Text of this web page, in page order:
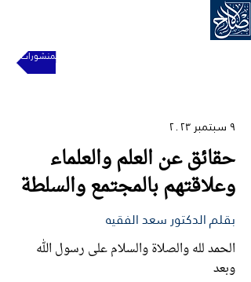
للعودة إلى المنشورات
٩ سبتمبر ٢٠٢٣
حقائق عن العلم والعلماء
وعلاقتهم بالمجتمع والسلطة
بقلم الدكتور سعد الفقيه
الحمد لله والصلاة والسلام على رسول الله
وبعد